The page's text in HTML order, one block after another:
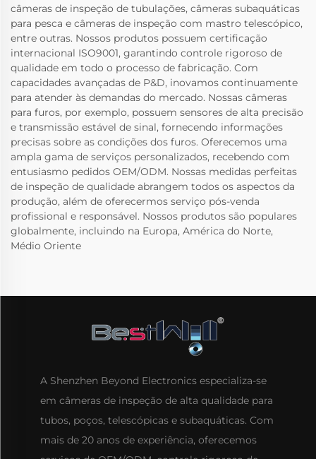
câmeras de inspeção de tubulações, câmeras subaquáticas
para pesca e câmeras de inspeção com mastro telescópico,
entre outras. Nossos produtos possuem certificação
internacional ISO9001, garantindo controle rigoroso de
qualidade em todo o processo de fabricação. Com
capacidades avançadas de P&D, inovamos continuamente
para atender às demandas do mercado. Nossas câmeras
para furos, por exemplo, possuem sensores de alta precisão
e transmissão estável de sinal, fornecendo informações
precisas sobre as condições dos furos. Oferecemos uma
ampla gama de serviços personalizados, recebendo com
entusiasmo pedidos OEM/ODM. Nossas medidas perfeitas
de inspeção de qualidade abrangem todos os aspectos da
produção, além de oferecermos serviço pós-venda
profissional e responsável. Nossos produtos são populares
globalmente, incluindo na Europa, América do Norte,
Médio Oriente
A Shenzhen Beyond Electronics especializa-se
em câmeras de inspeção de alta qualidade para
tubos, poços, telescópicas e subaquáticas. Com
mais de 20 anos de experiência, oferecemos